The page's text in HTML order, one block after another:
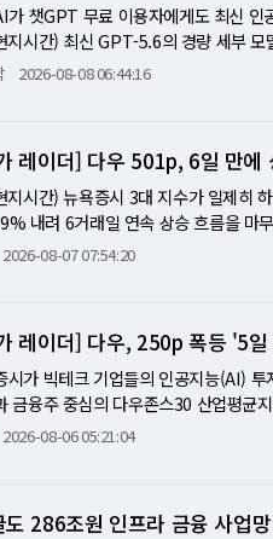
가 챗GPT 무료 이용자에게도 최신
지시간) 최신 GPT-5.6의 경량 세부
용자에게 제한 없이 제공하기로 했
할 수 있도록 했다. 다만 무제한 대화
픈AI는 월 20달러 이상 유료 요금제
하고 숫자·날짜·출처 등 사실관계 신
대해 "풍요로운 지능을 향한 구체적
"이라고 강조했다. 이번 조치는 챗
픈AI가 주요 AI 챗봇 개발사 가운데 가
마련하려는 의도도 있는 것으로 평가
방어하는 데도 효과를 발휘할 것으로
요금도 20∼80% 낮추는 등 AI 모델 가
2026-08-08 06:44:16
레이더] 다우 501p, 6일 만에
지시간) 뉴욕증시 3대 지수가 일제히
내려 6거래일 연속 상승 흐름을 마
가 경영진 개편을 발표하며 주가가
12%, 5% 내렸다. 국제유가는 이란과
77.58달러로 3.1%, 브렌트유는
하는 초안이 의회 상임위 검토 단계
됐다. S&P500 11개 업종 가운데 에
넘게 올랐다. 실적 발표 종목 중 예
"…실적 시즌 눈높이 전쟁 이번 주 뉴
2026-08-07 07:54:20
레이더] 다우, 250p 폭등 '5
시가 빅테크 기업들의 인공지능(AI)
금융주 중심의 다우존스30 산업평균
관련주의 하락세에 발목을 잡혔다.
2분기 자본 지출이 AI 컴퓨팅 인프라
2026-08-06 05:21:04
도 286조원 인프라 금융 사업